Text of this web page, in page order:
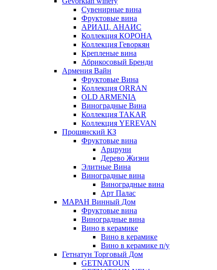
Сувенирные вина
Фруктовые вина
АРИАЦ. АНАИС
Коллекция КОРОНА
Коллекция Геворкян
Крепленые вина
Абрикосовый Бренди
Армения Вайн
Фруктовые Вина
Коллекция ORRAN
OLD ARMENIA
Виноградные Вина
Коллекция TAKAR
Коллекция YEREVAN
Прошянский КЗ
Фруктовые вина
Арцруни
Дерево Жизни
Элитные Вина
Виноградные вина
Виноградные вина
Арт Палас
МАРАН Винный Дом
Фруктовые вина
Виноградные вина
Вино в керамике
Вино в керамике
Вино в керамике п/у
Гетнатун Торговый Дом
GETNATOUN